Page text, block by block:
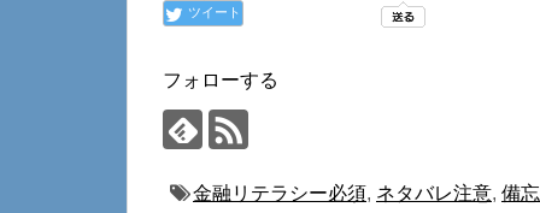
ツイート
フォローする
金融リテラシー必須, ネタバレ注意, 備